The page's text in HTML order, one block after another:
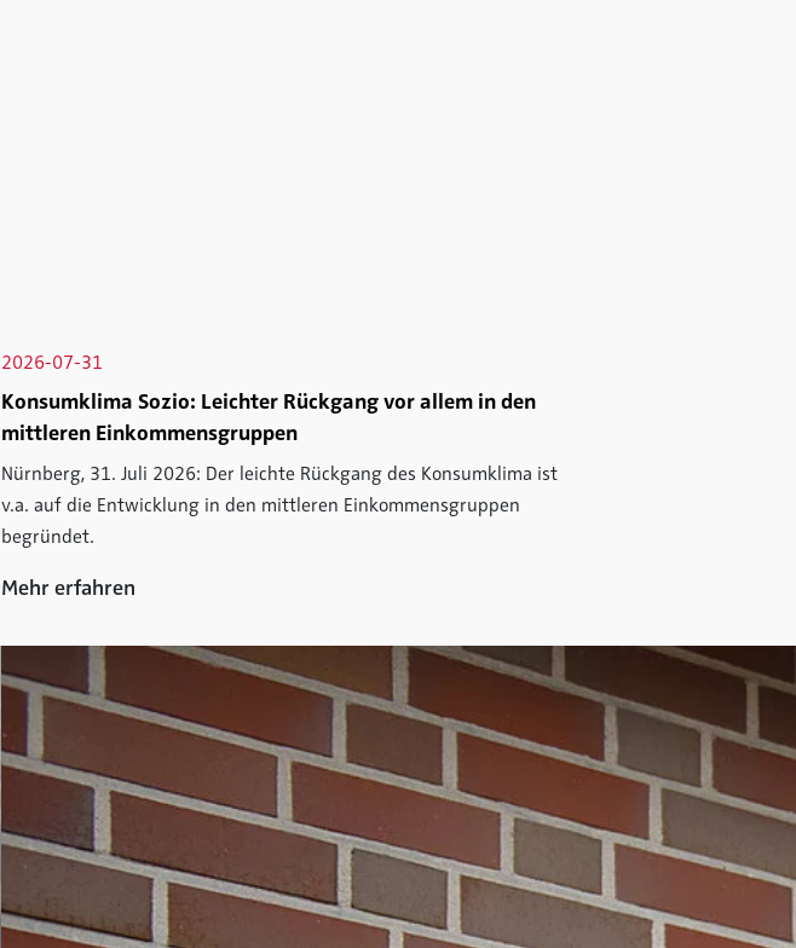
2026-07-31
Konsumklima Sozio: Leichter Rückgang vor allem in den
mittleren Einkommensgruppen
Nürnberg, 31. Juli 2026: Der leichte Rückgang des Konsumklima ist
v.a. auf die Entwicklung in den mittleren Einkommensgruppen
begründet.
Mehr erfahren